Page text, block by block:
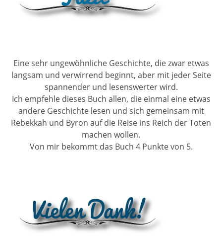
Eine sehr ungewöhnliche Geschichte, die zwar etwas
langsam und verwirrend beginnt, aber mit jeder Seite
spannender und lesenswerter wird.
Ich empfehle dieses Buch allen, die einmal eine etwas
andere Geschichte lesen und sich gemeinsam mit
Rebekkah und Byron auf die Reise ins Reich der Toten
machen wollen.
Von mir bekommt das Buch 4 Punkte von 5.